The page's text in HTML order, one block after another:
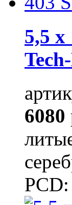
5,5 x
6080